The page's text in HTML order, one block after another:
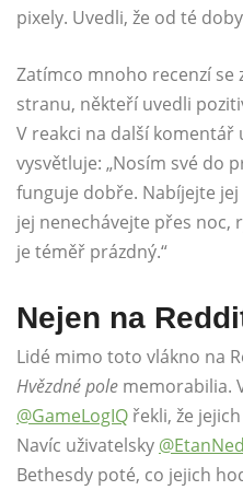
pixely. Uvedli, že od té
Zatímco mnoho recenzí se
stranu, někteří uvedli
V reakci na další komentář
vysvětluje: „Nosím své do
funguje dobře. Nabíjejte
jej nenechávejte přes noc,
je téměř prázdný.“
Nejen na
Lidé mimo toto vlákno na
Hvězdné pole memorabilia.
@GameLogIQ řekli, že
Navíc uživatelsky
Bethesdy poté, co jejich